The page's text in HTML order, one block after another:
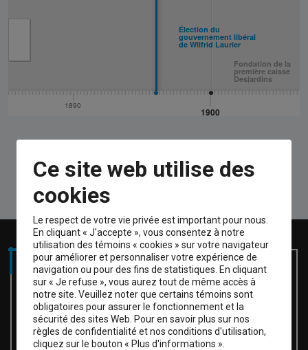
Planification
Ce site web utilise des
cookies
Le respect de votre vie privée est important pour nous.
En cliquant « J'accepte », vous consentez à notre
utilisation des témoins « cookies » sur votre navigateur
pour améliorer et personnaliser votre expérience de
navigation ou pour des fins de statistiques. En cliquant
sur « Je refuse », vous aurez tout de même accès à
notre site. Veuillez noter que certains témoins sont
obligatoires pour assurer le fonctionnement et la
sécurité des sites Web. Pour en savoir plus sur nos
règles de confidentialité et nos conditions d'utilisation,
cliquez sur le bouton « Plus d'informations ».